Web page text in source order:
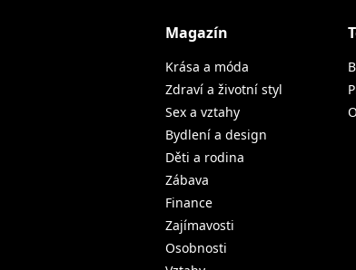
Magazín
Krása a móda
Zdraví a životní styl
Sex a vztahy
Bydlení a design
Děti a rodina
Zábava
Finance
Zajímavosti
Osobnosti